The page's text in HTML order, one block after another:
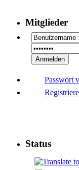
Mitglieder
Passwort
Status